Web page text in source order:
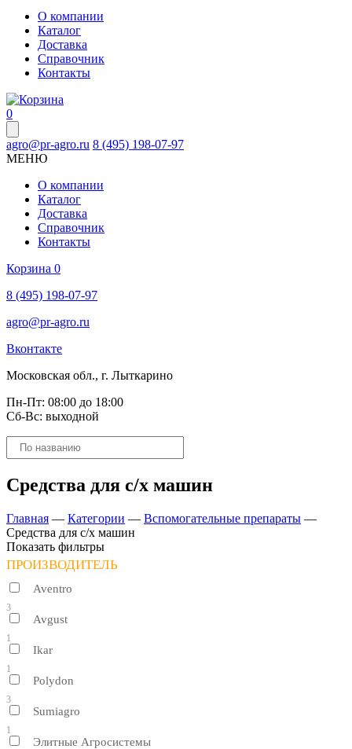
О компании
Каталог
Доставка
Справочник
Контакты
0
agro@pr-agro.ru 8 (495) 198-07-97
МЕНЮ
О компании
Каталог
Доставка
Справочник
Контакты
Корзина 0
8 (495) 198-07-97
agro@pr-agro.ru
Вконтакте
Московская обл., г. Лыткарино
Пн-Пт: 08:00 до 18:00
Сб-Вс: выходной
Поиск
товаров
Средства для с/х машин
Главная — Категории — Вспомогательные препараты —
Средства для с/х машин
Показать фильтры
ПРОИЗВОДИТЕЛЬ
Aventro
3
Avgust
1
Ikar
1
Polydon
3
Sumiagro
1
Элитные Агросистемы